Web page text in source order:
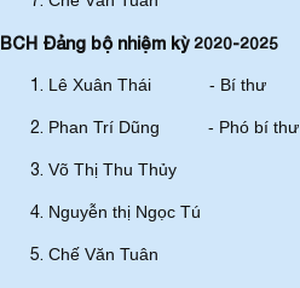
BCH Đảng bộ nhiệm kỳ 2020-2025
Lê Xuân Thái - Bí thư
Phan Trí Dũng - Phó bí thư
Võ Thị Thu Thủy
Nguyễn thị Ngọc Tú
Chế Văn Tuân